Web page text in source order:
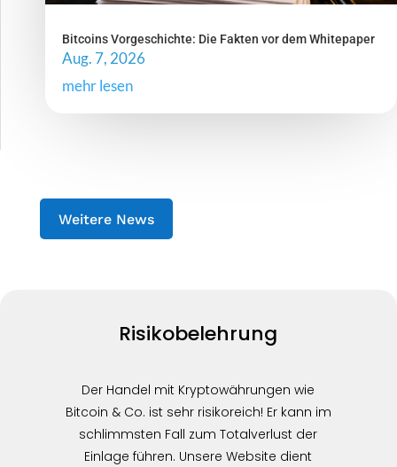
Bitcoins Vorgeschichte: Die Fakten vor dem Whitepaper
Aug. 7, 2026
mehr lesen
Weitere News
Risikobelehrung
Der Handel mit Kryptowährungen wie
Bitcoin & Co. ist sehr risikoreich! Er kann im
schlimmsten Fall zum Totalverlust der
Einlage führen. Unsere Website dient